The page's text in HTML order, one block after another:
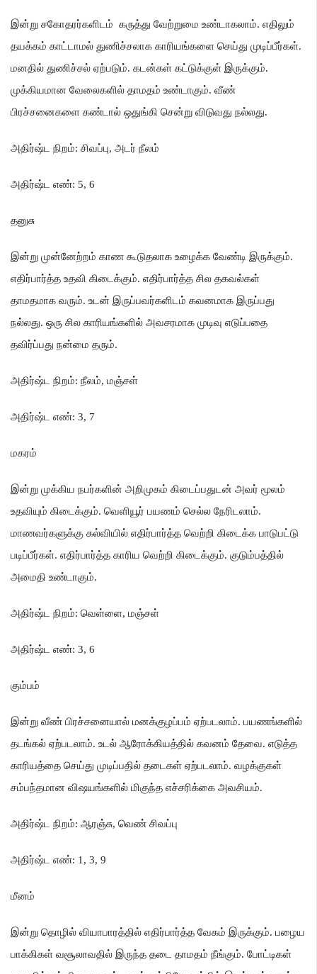
இன்று சகோதரர்களிடம் கருத்து வேற்றுமை உண்டாகலாம். எதிலும்
தயக்கம் காட்டாமல் துணிச்சலாக காரியங்களை செய்து முடிப்பீர்கள்.
மனதில் துணிச்சல் ஏற்படும். கடன்கள் கட்டுக்குள் இருக்கும்.
முக்கியமான வேலைகளில் தாமதம் உண்டாகும். வீண்
பிரச்சனைகளை கண்டால் ஒதுங்கி சென்று விடுவது நல்லது.
அதிர்ஷ்ட நிறம்: சிவப்பு, அடர் நீலம்
அதிர்ஷ்ட எண்: 5, 6
தனுசு
இன்று முன்னேற்றம் காண கூடுதலாக உழைக்க வேண்டி இருக்கும்.
எதிர்பார்த்த உதவி கிடைக்கும். எதிர்பார்த்த சில தகவல்கள்
தாமதமாக வரும். உடன் இருப்பவர்களிடம் கவனமாக இருப்பது
நல்லது. ஒரு சில காரியங்களில் அவசரமாக முடிவு எடுப்பதை
தவிர்ப்பது நன்மை தரும்.
அதிர்ஷ்ட நிறம்: நீலம், மஞ்சள்
அதிர்ஷ்ட எண்: 3, 7
மகரம்
இன்று முக்கிய நபர்களின் அறிமுகம் கிடைப்பதுடன் அவர் மூலம்
உதவியும் கிடைக்கும். வெளியூர் பயணம் செல்ல நேரிடலாம்.
மாணவர்களுக்கு கல்வியில் எதிர்பார்த்த வெற்றி கிடைக்க பாடுபட்டு
படிப்பீர்கள். எதிர்பார்த்த காரிய வெற்றி கிடைக்கும். குடும்பத்தில்
அமைதி உண்டாகும்.
அதிர்ஷ்ட நிறம்: வெள்ளை, மஞ்சள்
அதிர்ஷ்ட எண்: 3, 6
கும்பம்
இன்று வீண் பிரச்சனையால் மனக்குழப்பம் ஏற்படலாம். பயணங்களில்
தடங்கல் ஏற்படலாம். உடல் ஆரோக்கியத்தில் கவனம் தேவை. எடுத்த
காரியத்தை செய்து முடிப்பதில் தடைகள் ஏற்படலாம். வழக்குகள்
சம்பந்தமான விஷயங்களில் மிகுந்த எச்சரிக்கை அவசியம்.
அதிர்ஷ்ட நிறம்: ஆரஞ்சு, வெண் சிவப்பு
அதிர்ஷ்ட எண்: 1, 3, 9
மீனம்
இன்று தொழில் வியாபாரத்தில் எதிர்பார்த்த வேகம் இருக்கும். பழைய
பாக்கிகள் வசூலாவதில் இருந்த தடை தாமதம் நீங்கும். போட்டிகள்